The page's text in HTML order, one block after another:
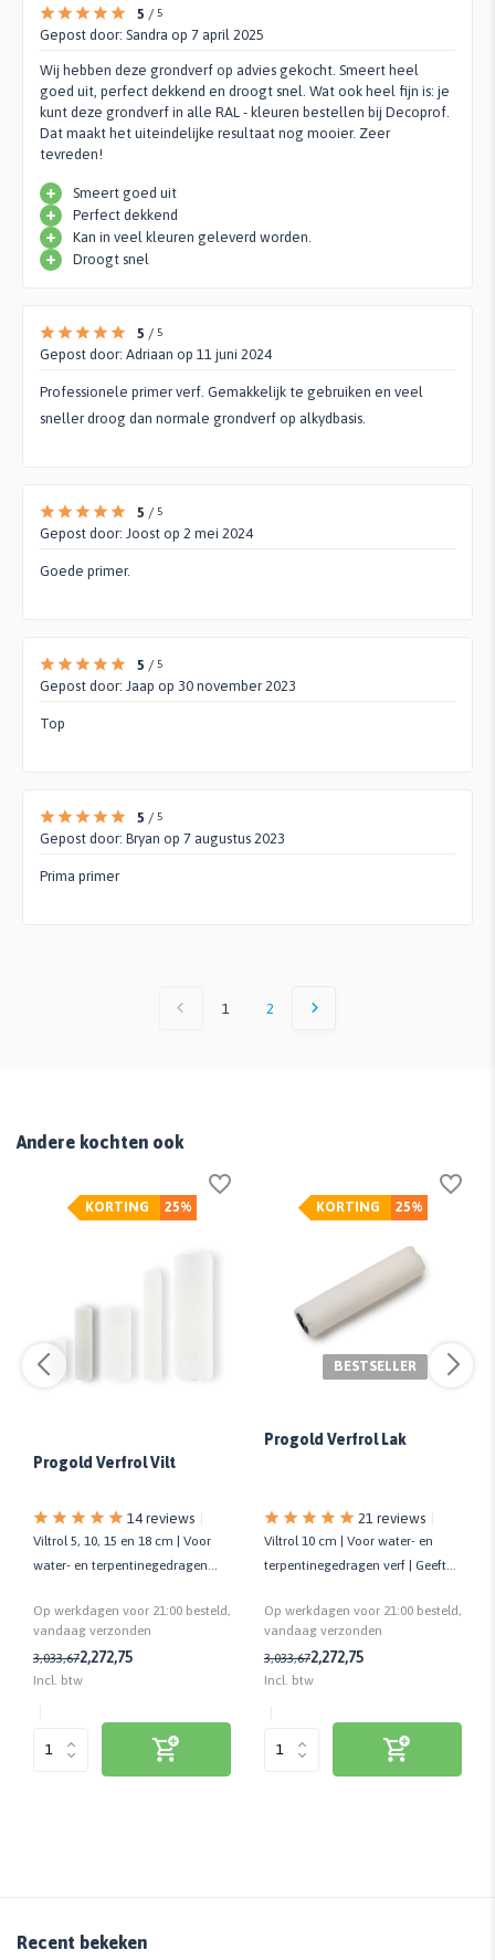
5 / 5
Gepost door: Sandra op 7 april 2025
Wij hebben deze grondverf op advies gekocht. Smeert heel
goed uit, perfect dekkend en droogt snel. Wat ook heel fijn is: je
kunt deze grondverf in alle RAL - kleuren bestellen bij Decoprof.
Dat maakt het uiteindelijke resultaat nog mooier. Zeer
tevreden!
+ Smeert goed uit
+ Perfect dekkend
+ Kan in veel kleuren geleverd worden.
+ Droogt snel
5 / 5
Gepost door: Adriaan op 11 juni 2024
Professionele primer verf. Gemakkelijk te gebruiken en veel
sneller droog dan normale grondverf op alkydbasis.
5 / 5
Gepost door: Joost op 2 mei 2024
Goede primer.
5 / 5
Gepost door: Jaap op 30 november 2023
Top
5 / 5
Gepost door: Bryan op 7 augustus 2023
Prima primer
1 2
Andere kochten ook
25%
KORTING
Progold Verfrol Vilt
14 reviews
Viltrol 5, 10, 15 en 18 cm | Voor
water- en terpentinegedragen
Op werkdagen voor 21:00 besteld,
vandaag verzonden
3,033,672,272,75
Incl. btw
25%
KORTING
BESTSELLER
Progold Verfrol Lak
21 reviews
Viltrol 10 cm | Voor water- en
terpentinegedragen verf | Geeft
Op werkdagen voor 21:00 besteld,
vandaag verzonden
3,033,672,272,75
Incl. btw
Recent bekeken